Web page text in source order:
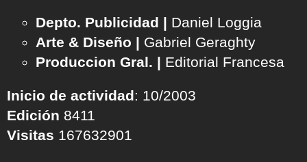
Depto. Publicidad | Daniel Loggia
Arte & Diseño | Gabriel Geraghty
Produccion Gral. | Editorial Francesa
Inicio de actividad: 10/2003
Edición 8411
Visitas 167632901